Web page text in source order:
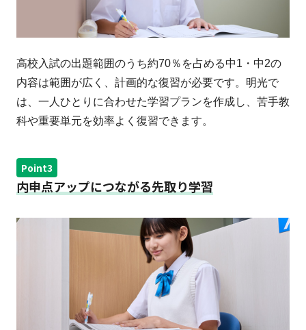
高校入試の出題範囲のうち約70％を占める中1・中2の
内容は範囲が広く、計画的な復習が必要です。明光で
は、一人ひとりに合わせた学習プランを作成し、苦手教
科や重要単元を効率よく復習できます。
Point3
内申点アップにつながる先取り学習